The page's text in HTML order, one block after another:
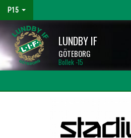
P15
LUNDBY IF
GÖTEBORG
Bollek -15